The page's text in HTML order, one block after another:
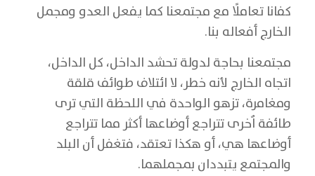
كفانا تعاملًا مع مجتمعنا كما يفعل العدو ومجمل
الخارج أفعاله بنا.
مجتمعنا بحاجة لدولة تحشد الداخل، كل الداخل،
اتجاه الخارج لأنه خطر، لا ائتلاف طوائف قلقة
ومغامرة، تزهو الواحدة في اللحظة التي ترى
طائفة اٌخرى تتراجع أوضاعها أكثر مما تتراجع
أوضاعها هي، أو هكذا تعتقد، فتغفل أن البلد
والمجتمع يتبددان بمجملهما.